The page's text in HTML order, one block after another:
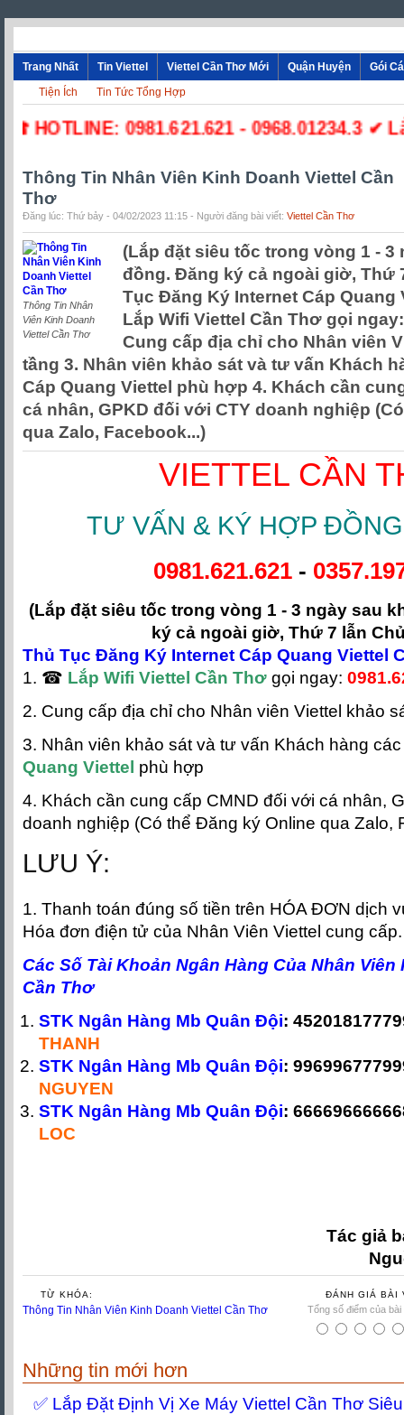
Trang Nhất Tin Viettel Viettel Cần Thơ Mới Quận Huyện
Gói
Tiện Ích
Tin Tức Tổng Hợp
HOTLINE: 0981.621.621 - 0968.01234.3 ✔
Thông Tin Nhân Viên Kinh Doanh Viettel Cần
Thơ
Đăng lúc: Thứ bảy - 04/02/2023 11:15 - Người đăng bài viết: Viettel Cần Thơ
Thông Tin Nhân
Viên Kinh Doanh
Viettel Cần Thơ
(Lắp đặt siêu tốc trong vòng 1 -
đồng. Đăng ký cả ngoài giờ, Thứ
Tục Đăng Ký Internet Cáp Quang
Lắp Wifi Viettel Cần Thơ gọi
Cung cấp địa chỉ cho Nhân viên
tầng 3. Nhân viên khảo sát và tư vấn Khách
Cáp Quang Viettel phù hợp 4. Khách cần
cá nhân, GPKD đối với CTY doanh nghiệp
qua Zalo, Facebook...)
VIETTEL CẦN
TƯ VẤN & KÝ HỢP
0981.621.621-
(Lắp đặt siêu tốc trong vòng 1 - 3 ngày sau
ký cả ngoài giờ, Thứ 7 lẫn
Thủ Tục Đăng Ký Internet Cáp Quang Viettel
1. ☎ Lắp Wifi Viettel Cần Thơ gọi ngay:
2. Cung cấp địa chỉ cho Nhân viên Viettel khảo
3. Nhân viên khảo sát và tư vấn Khách hàng các
Quang Viettel phù hợp
4. Khách cần cung cấp CMND đối với cá nhân,
doanh nghiệp (Có thể Đăng ký Online qua Zalo,
LƯU Ý:
1. Thanh toán đúng số tiền trên HÓA ĐƠN dịch
Hóa đơn điện tử của Nhân Viên Viettel cung cấp.
Các Số Tài Khoản Ngân Hàng Của Nhân
Cần Thơ
STK Ngân Hàng Mb Quân Đội:
THANH
STK Ngân Hàng Mb Quân Đội:
NGUYEN
STK Ngân Hàng Mb Quân Đội:
LOC
Tác giả
TỪ KHÓA:
Thông Tin Nhân Viên Kinh Doanh Viettel Cần Thơ
ĐÁNH GIÁ BÀI
Tổng số điểm của
Những tin mới hơn
✅ Lắp Đặt Định Vị Xe Máy Viettel Cần Thơ